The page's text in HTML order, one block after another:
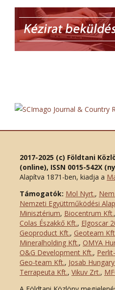
2017-2025 (c) Földtani
(online), ISSN 0015-542X
Alapítva 1871-ben, kiadja a
Támogatók: Mol Nyrt.,
Nemzeti Együttműködési Alap
Minisztérium, Biocentrum Kft.,
Colas Északkő Kft., Elgoscar
Geoproduct Kft., Geoteam
Mineralholding Kft., OMYA
O&G Development Kft.,
Geo-team Kft., Josab
Terrapeuta Kft., Vikuv Zrt.,